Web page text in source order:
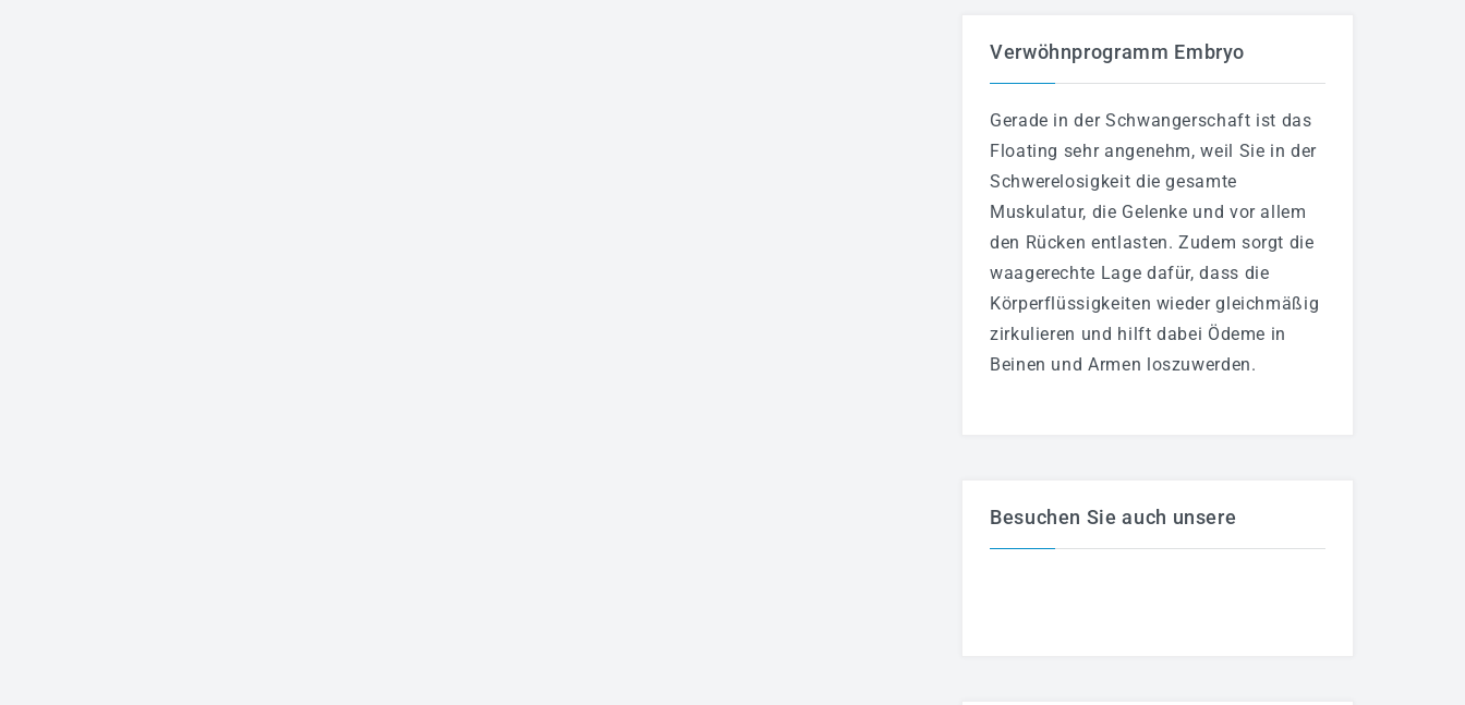
Verwöhnprogramm Embryo
Gerade in der Schwangerschaft ist das
Floating sehr angenehm, weil Sie in der
Schwerelosigkeit die gesamte
Muskulatur, die Gelenke und vor allem
den Rücken entlasten. Zudem sorgt die
waagerechte Lage dafür, dass die
Körperflüssigkeiten wieder gleichmäßig
zirkulieren und hilft dabei Ödeme in
Beinen und Armen loszuwerden.
Besuchen Sie auch unsere